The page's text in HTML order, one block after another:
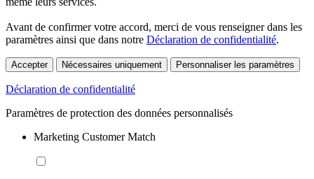
Avant de confirmer votre accord, merci de vous renseigner dans les
paramètres ainsi que dans notre Déclaration de confidentialité.
Accepter Nécessaires uniquement Personnaliser les paramètres
Déclaration de confidentialité
Paramètres de protection des données personnalisés
Marketing Customer Match